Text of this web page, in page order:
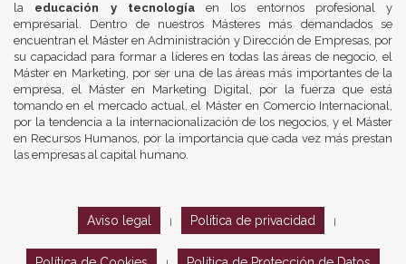
la educación y tecnologíaen los entornos profesional y
empresarial. Dentro de nuestros Másteres más demandados se
encuentran el Máster en Administración y Dirección de Empresas, por
su capacidad para formar a líderes en todas las áreas de negocio, el
Máster en Marketing, por ser una de las áreas más importantes de la
empresa, el Máster en Marketing Digital, por la fuerza que está
tomando en el mercado actual, el Máster en Comercio Internacional,
por la tendencia a la internacionalización de los negocios, y el Máster
en Recursos Humanos, por la importancia que cada vez más prestan
las empresas al capital humano.
Aviso legal Política de privacidad